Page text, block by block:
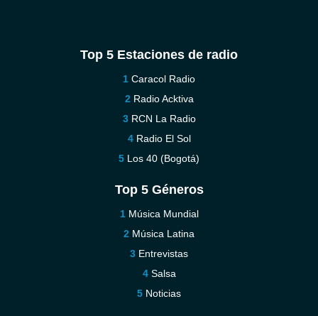
Top 5 Estaciones de radio
Caracol Radio
Radio Acktiva
RCN La Radio
Radio El Sol
Los 40 (Bogotá)
Top 5 Géneros
Música Mundial
Música Latina
Entrevistas
Salsa
Noticias